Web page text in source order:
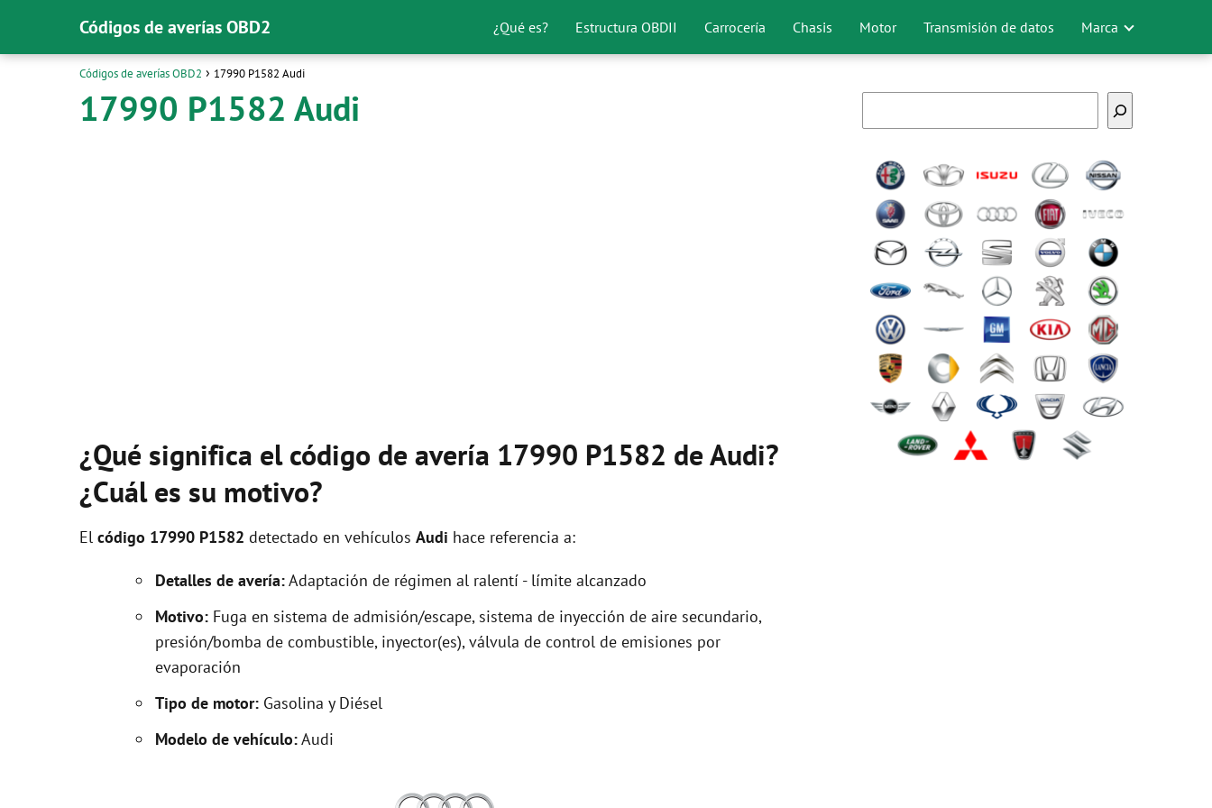
Códigos de averías OBD2 ¿Qué es? Estructura OBDII Carrocería Chasis Motor Transmisión de datos Marca
Códigos de averías OBD2 17990 P1582 Audi
17990 P1582 Audi
¿Qué significa el código de avería 17990 P1582 de Audi?
¿Cuál es su motivo?
El código 17990 P1582 detectado en vehículos Audi hace referencia a:
Detalles de avería:Adaptación de régimen al ralentí - límite alcanzado
Motivo: Fuga en sistema de admisión/escape, sistema de inyección de aire secundario,
presión/bomba de combustible, inyector(es), válvula de control de emisiones por
evaporación
Tipo de motor: Gasolina y Diésel
Modelo de vehículo:Audi